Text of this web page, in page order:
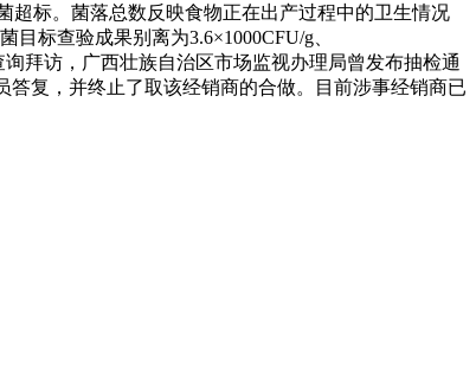
超标。菌落总数反映食物正在出产过程中的卫生情况
标查验成果别离为3.6×1000CFU/g、
询拜访，广西壮族自治区市场监视办理局曾发布抽检通
复，并终止了取该经销商的合做。目前涉事经销商已